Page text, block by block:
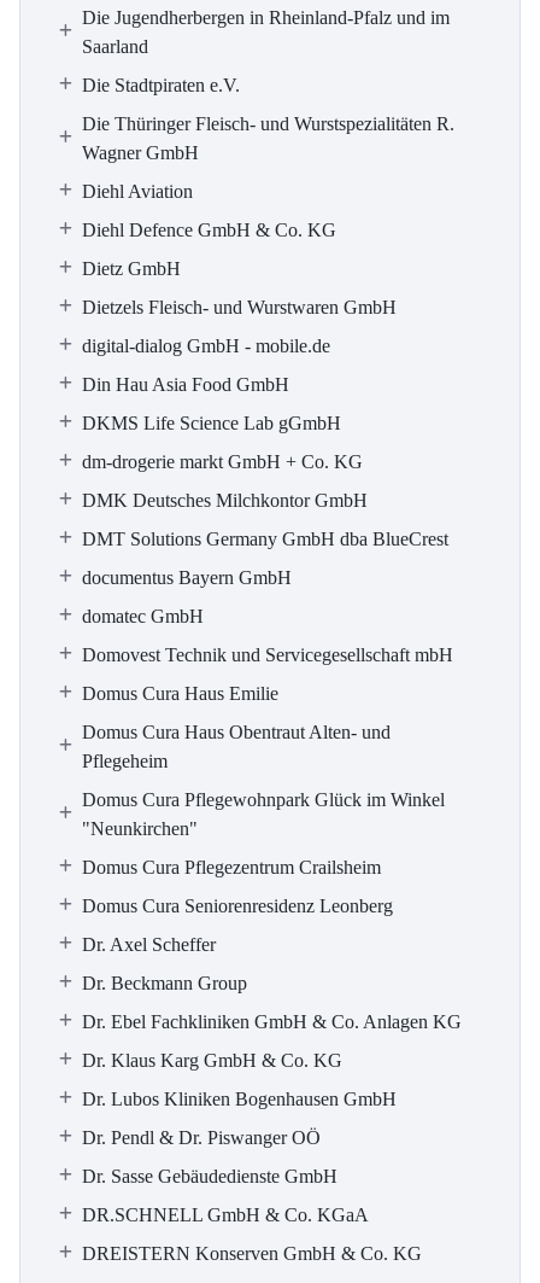
Die Jugendherbergen in Rheinland-Pfalz und im
Saarland
Die Stadtpiraten e.V.
Die Thüringer Fleisch- und Wurstspezialitäten R.
Wagner GmbH
Diehl Aviation
Diehl Defence GmbH & Co. KG
Dietz GmbH
Dietzels Fleisch- und Wurstwaren GmbH
digital-dialog GmbH - mobile.de
Din Hau Asia Food GmbH
DKMS Life Science Lab gGmbH
dm-drogerie markt GmbH + Co. KG
DMK Deutsches Milchkontor GmbH
DMT Solutions Germany GmbH dba BlueCrest
documentus Bayern GmbH
domatec GmbH
Domovest Technik und Servicegesellschaft mbH
Domus Cura Haus Emilie
Domus Cura Haus Obentraut Alten- und
Pflegeheim
Domus Cura Pflegewohnpark Glück im Winkel
"Neunkirchen"
Domus Cura Pflegezentrum Crailsheim
Domus Cura Seniorenresidenz Leonberg
Dr. Axel Scheffer
Dr. Beckmann Group
Dr. Ebel Fachkliniken GmbH & Co. Anlagen KG
Dr. Klaus Karg GmbH & Co. KG
Dr. Lubos Kliniken Bogenhausen GmbH
Dr. Pendl & Dr. Piswanger OÖ
Dr. Sasse Gebäudedienste GmbH
DR.SCHNELL GmbH & Co. KGaA
DREISTERN Konserven GmbH & Co. KG